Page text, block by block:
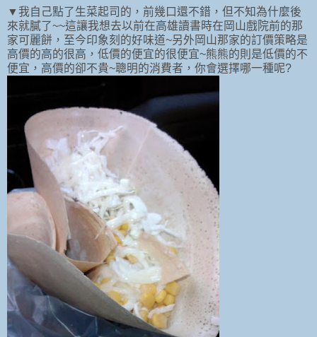
▼我自己點了生菜起司的，前幾口還不錯，但不知為什麼後
來就膩了~~這讓我想去以前在高雄讀書時在岡山戲院前的那
家可麗餅，至今印象刻的好味道~另外岡山那家的訂價策略是
高價的高的很高，低價的便宜的很便宜~熊熊的則是低價的不
便宜，高價的卻不貴~聰明的消費者，你會選擇哪一種呢?